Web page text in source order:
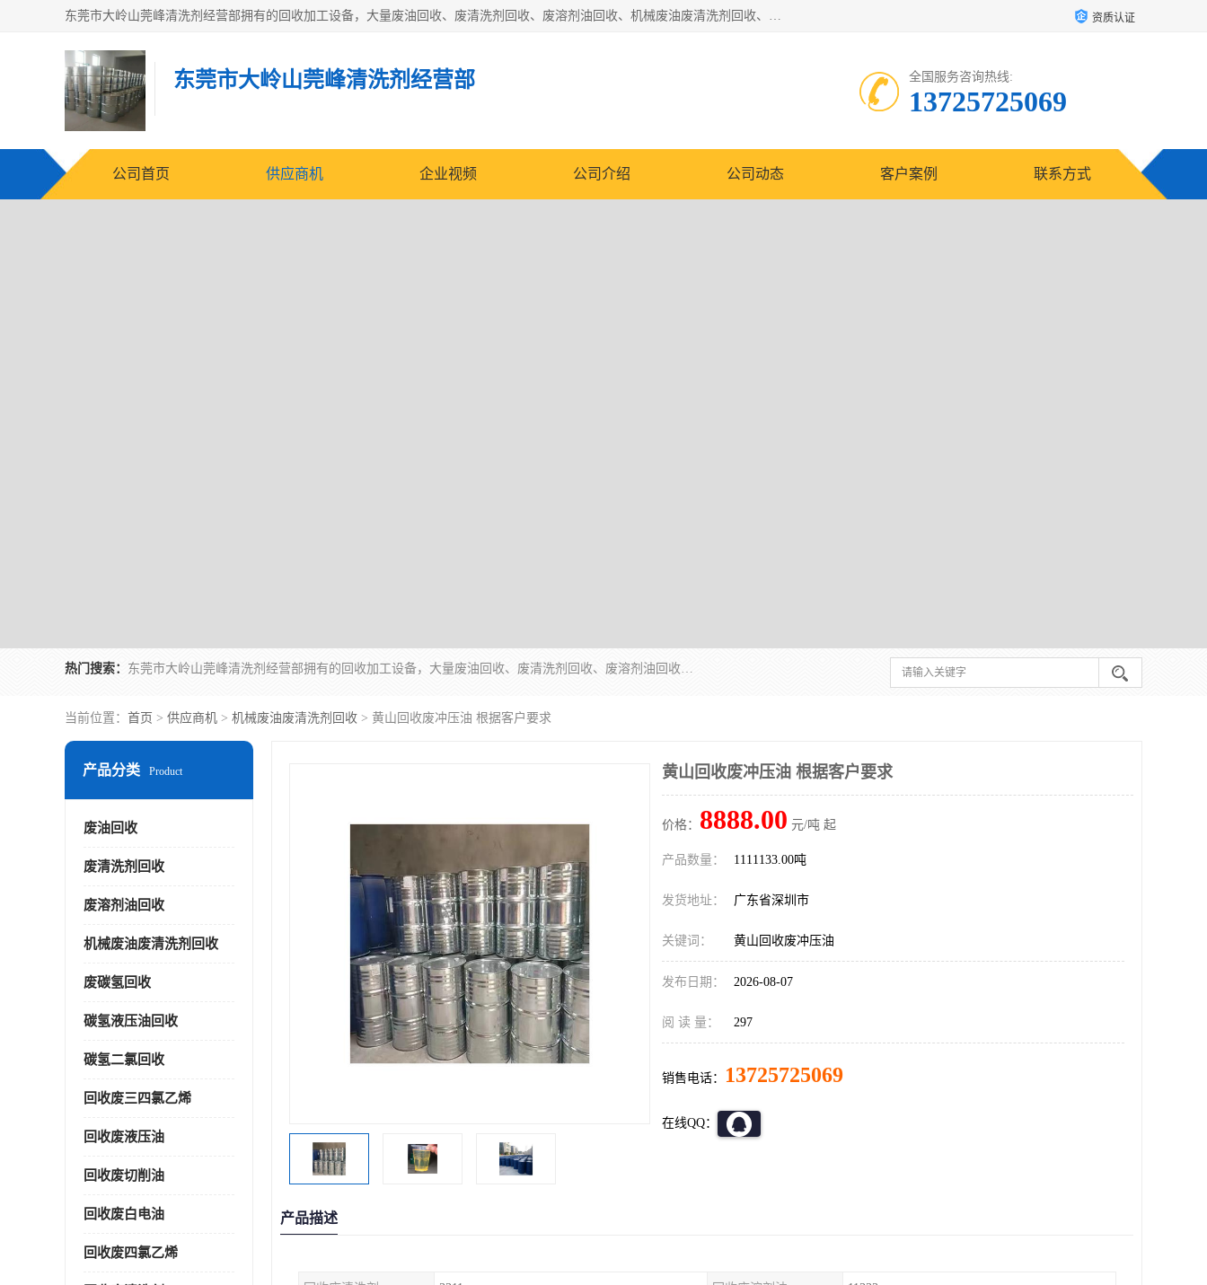
东莞市大岭山莞峰清洗剂经营部拥有的回收加工设备，大量废油回收、废清洗剂回收、废溶剂油回收、机械废油废清洗剂回收、废碳氢回收、碳氢液压油回收、碳氢二氯回收等废清洗剂处理；我们只是提供废旧化工原料的循环使用存放点，执行正规的存放，有正规的回收资质处理。同时我们公司批发零售回收级清洗剂，脱模油再生基础油，质量保证。 资质认证
东莞市大岭山莞峰清洗剂经营部 全国服务咨询热线:
13725725069
公司首页 供应商机 企业视频 公司介绍 公司动态 客户案例 联系方式
热门搜索： 东莞市大岭山莞峰清洗剂经营部拥有的回收加工设备，大量废油回收、废清洗剂回收、废溶剂油回收、机械废油废清洗剂回收、废碳氢回收、碳氢液压油回收、碳氢二氯回收等废清洗剂处理；我们只是提供废旧化工原料的循环使用存放点，执行正规的存放，有正规的回收资质处理。同时我们公司批发零售回收级清洗剂，脱模油再生基础油，质量保证。
当前位置： 首页 > 供应商机 > 机械废油废清洗剂回收 > 黄山回收废冲压油 根据客户要求
产品分类 Product
废油回收
废清洗剂回收
废溶剂油回收
机械废油废清洗剂回收
废碳氢回收
碳氢液压油回收
碳氢二氯回收
回收废三四氯乙烯
回收废液压油
回收废切削油
回收废白电油
回收废四氯乙烯
黄山回收废冲压油 根据客户要求
价格： 8888.00 元/吨 起
产品数量： 1111133.00吨
发货地址： 广东省深圳市
关键词： 黄山回收废冲压油
发布日期： 2026-08-07
阅 读 量： 297
销售电话： 13725725069
在线QQ：
产品描述